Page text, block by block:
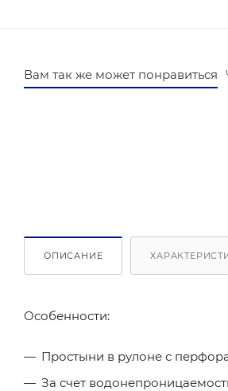
Вам так же может понравиться
ОПИСАНИЕ
Особенности:
Простыни в рулоне с
За счет